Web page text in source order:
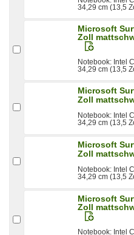
34,29 cm (13,5
Microsoft
Zoll
Notebook: Intel
34,29 cm (13,5
Microsoft
Zoll
Notebook: Intel
34,29 cm (13,5
Microsoft
Zoll
Notebook: Intel
34,29 cm (13,5
Microsoft
Zoll
Notebook: Intel